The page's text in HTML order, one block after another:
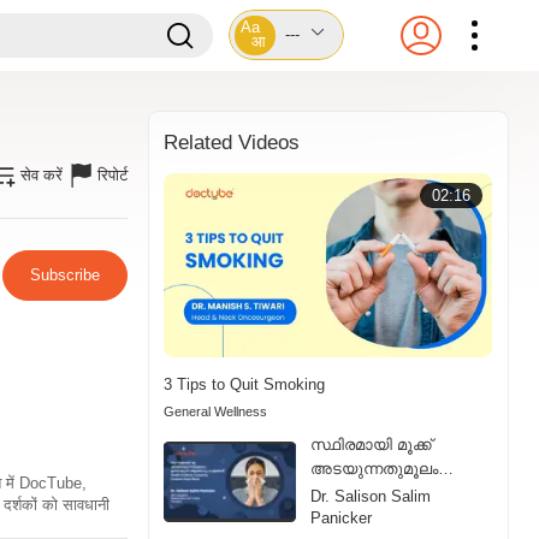
Aa
आ
---
सेव करें रिपोर्ट
Subscribe
में DocTube,
को सावधानी
Related Videos
02:16
3 Tips to Quit Smoking
General Wellness
സ്ഥിരമായി മൂക്ക്
അടയുന്നതുമൂലം
ഉണ്ടാകുന്ന ആരോഗ്യ
പ്രശ്നങ്ങൾ | Health
Dr. Salison Salim
Panicker